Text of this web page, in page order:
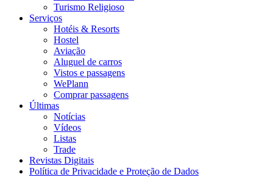
Turismo Religioso
Serviços
Hotéis & Resorts
Hostel
Aviação
Aluguel de carros
Vistos e passagens
WePlann
Comprar passagens
Últimas
Notícias
Vídeos
Listas
Trade
Revistas Digitais
Política de Privacidade e Proteção de Dados